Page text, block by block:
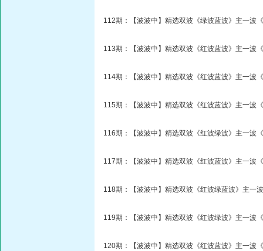
112期：【波波中】精选双波《绿波蓝波》主一波
113期：【波波中】精选双波《红波蓝波》主一波
114期：【波波中】精选双波《红波蓝波》主一波
115期：【波波中】精选双波《红波蓝波》主一波
116期：【波波中】精选双波《红波绿波》主一波
117期：【波波中】精选双波《红波蓝波》主一波
118期：【波波中】精选双波《红波绿蓝波》主一
119期：【波波中】精选双波《红波绿波》主一波
120期：【波波中】精选双波《红波蓝波》主一波